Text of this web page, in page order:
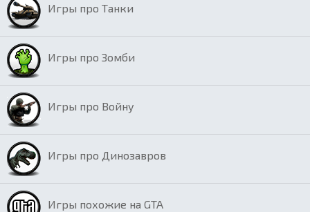
Игры про Танки
Игры про Зомби
Игры про Войну
Игры про Динозавров
Игры похожие на GTA